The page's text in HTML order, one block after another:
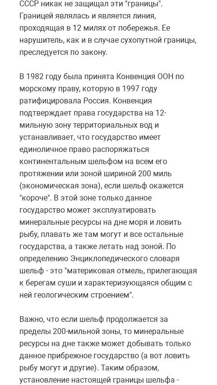
СССР никак не защищал эти "границы".
Границей являлась и является линия,
проходящая в 12 милях от побережья. Ее
нарушитель, как и в случае сухопутной границы,
преследуется по закону.
В 1982 году была принята Конвенция ООН по
морскому праву, которую в 1997 году
ратифицировала Россия. Конвенция
подтверждает права государства на 12-
мильную зону территориальных вод и
устанавливает, что государство имеет
единоличное право распоряжаться
континентальным шельфом на всем его
протяжении или зоной шириной 200 миль
(экономическая зона), если шельф окажется
"короче". В этой зоне только данное
государство может эксплуатировать
минеральные ресурсы на дне моря и ловить
рыбу, плавать же там могут и все остальные
государства, а также летать над зоной. По
определению Энциклопедического словаря
шельф - это "материковая отмель, прилегающая
к берегам суши и характеризующаяся общим с
ней геологическим строением".
Важно, что если шельф продолжается за
пределы 200-мильной зоны, то минеральные
ресурсы на дне также может добывать только
данное прибрежное государство (а вот ловить
рыбу могут и другие). Таким образом,
установление настоящей границы шельфа -